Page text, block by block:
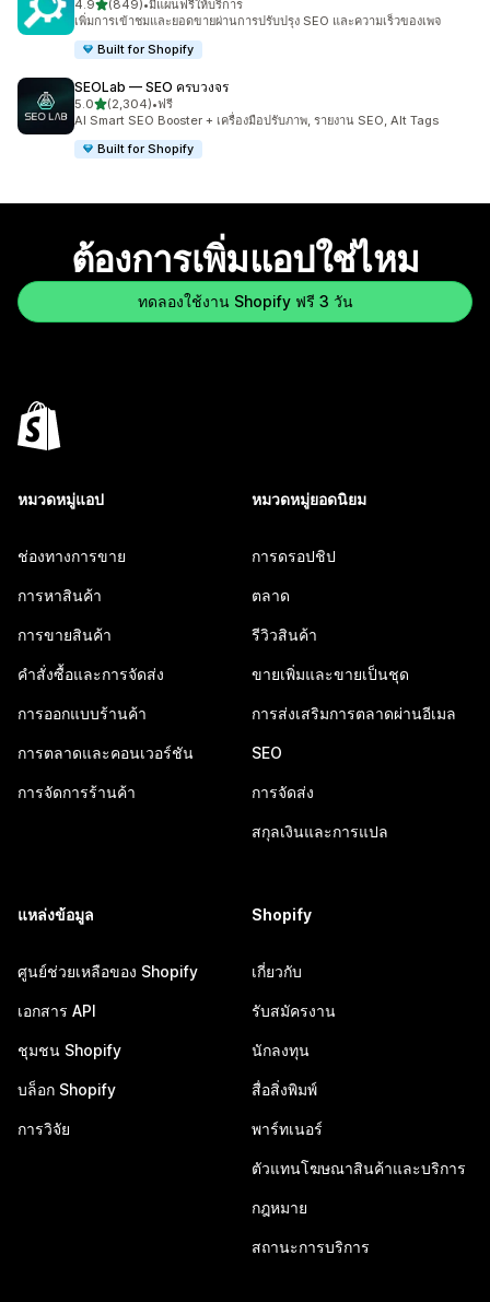
4.9เต็ม 5 ดาว
(849)
ทั้งหมด 849 รีวิว
•มีแผนฟรีให้บริการ
เพิ่มการเข้าชมและยอดขายผ่านการปรับปรุง SEO และความเร็วของเพจ
Built for Shopify
SEOLab — SEO ครบวงจร
5.0เต็ม 5 ดาว
(2,304)
ทั้งหมด 2304 รีวิว
•ฟรี
AI Smart SEO Booster + เครื่องมือปรับภาพ, รายงาน SEO, Alt Tags
Built for Shopify
ต้องการเพิ่มแอปใช่ไหม
ทดลองใช้งาน Shopify ฟรี 3 วัน
หมวดหมู่แอป
ช่องทางการขาย
การหาสินค้า
การขายสินค้า
คำสั่งซื้อและการจัดส่ง
การออกแบบร้านค้า
การตลาดและคอนเวอร์ชัน
การจัดการร้านค้า
หมวดหมู่ยอดนิยม
การดรอปชิป
ตลาด
รีวิวสินค้า
ขายเพิ่มและขายเป็นชุด
การส่งเสริมการตลาดผ่านอีเมล
SEO
การจัดส่ง
สกุลเงินและการแปล
แหล่งข้อมูล
ศูนย์ช่วยเหลือของ Shopify
เอกสาร API
ชุมชน Shopify
บล็อก Shopify
การวิจัย
Shopify
เกี่ยวกับ
รับสมัครงาน
นักลงทุน
สื่อสิ่งพิมพ์
พาร์ทเนอร์
ตัวแทนโฆษณาสินค้าและบริการ
กฎหมาย
สถานะการบริการ